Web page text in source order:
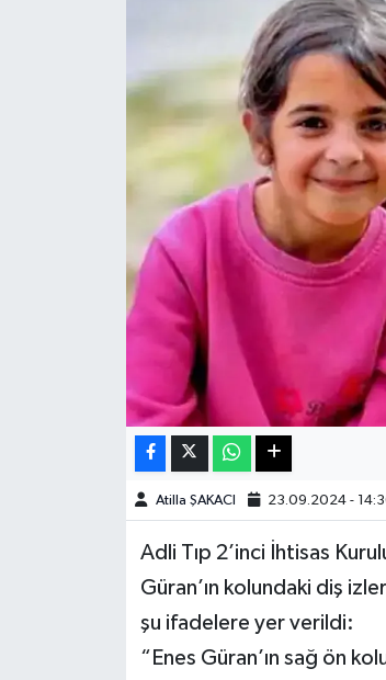
Atilla ŞAKACI 23.09.2024 -
Adli Tıp 2’inci İhtisas
Güran’ın kolundaki diş
şu ifadelere yer verildi:
“Enes Güran’ın sağ ön
Kültür Sanat
Manşet Altı
Manşetler
Resmi İlan
KAHRAMANMARAŞ